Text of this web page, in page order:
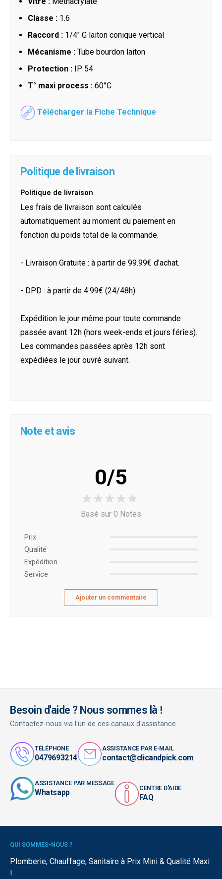
Classe : 1.6
Raccord : 1/4" G laiton conique vertical
Mécanisme : Tube bourdon laiton
Protection : IP 54
T° maxi process : 60°C
Télécharger la Fiche Technique
Politique de livraison
Politique de livraison
Les frais de livraison sont calculés
automatiquement au moment du paiement en
fonction du poids total de la commande.
- Livraison Gratuite : à partir de 99.99€ d'achat.
- DPD : à partir de 4.99€ (24/48h)
Expédition le jour même pour toute commande
passée avant 12h (hors week-ends et jours féries).
Les commandes passées après 12h sont
expédiées le jour ouvré suivant.
Note et avis
0/5
Basé sur 0 Notes
Prix ​​
Qualité
Expédition
Service
Ajouter un commentaire
Besoin d'aide ? Nous sommes là !
Contactez-nous via l'un de ces canaux d'assistance
TÉLÉPHONE
0479693214
ASSISTANCE PAR E-MAIL
contact@clicandpick.com
ASSISTANCE PAR MESSAGE
Whatsapp CENTRE D'AIDE
FAQ
QUI SOMMES-NOUS ?
Plomberie, Chauffage, Sanitaire à Prix Mini & Qualité Maxi
!